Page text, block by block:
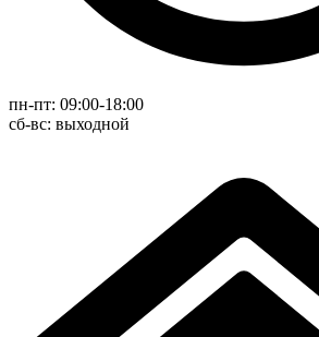
пн-пт: 09:00-18:00
cб-вс: выходной